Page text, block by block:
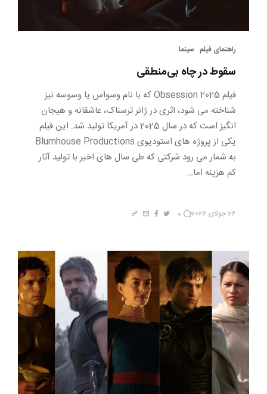
راهنمای فیلم‎ سینما
سقوط در چاه بی‌منطقی
فیلم Obsession 2025 که با نام وسواس یا وسوسه نیز
شناخته می شود، اثری در ژانر ترسناک، عاشقانه و هیجان
انگیز است که در سال 2025 در آمریکا تولید شد. این فیلم
یکی از پروژه های استودیوی Blumhouse Productions
به شمار می رود شرکتی که طی سال های اخیر با تولید آثار
کم هزینه اما…
26 جولای 2026 0